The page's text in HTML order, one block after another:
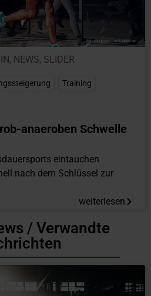
, NEWS, SLIDER
Training
anaeroben Schwelle
eintauchen
nach dem Schlüssel zur
weiterlesen
/ Verwandte